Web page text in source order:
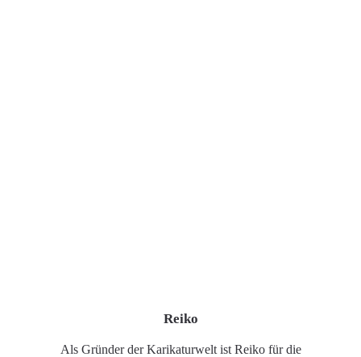
Reiko
Als Gründer der Karikaturwelt ist Reiko für die